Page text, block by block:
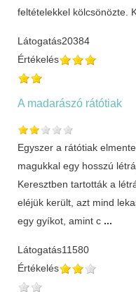
feltételekkel kölcsönözte.
Látogatás20384
Értékelés
A madarászó rátótiak
Egyszer a rátótiak
magukkal egy hosszú
Keresztben tartották a
eléjük került, azt mind
egy gyíkot, amint c ...
Látogatás11580
Értékelés